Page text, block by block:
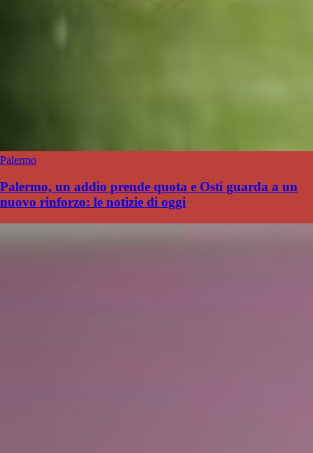
Palermo
Palermo, un addio prende quota e Osti guarda a un
nuovo rinforzo: le notizie di oggi